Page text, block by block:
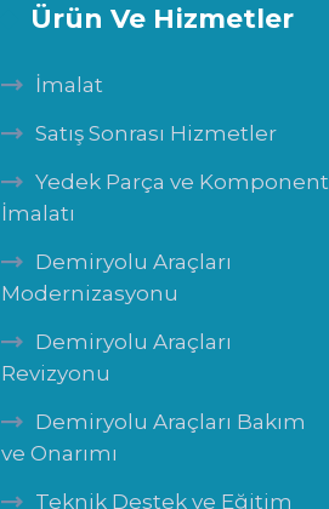
Ürün Ve Hizmetler
İmalat
Satış Sonrası Hizmetler
Yedek Parça ve Komponent
İmalatı
Demiryolu Araçları
Modernizasyonu
Demiryolu Araçları
Revizyonu
Demiryolu Araçları Bakım
ve Onarımı
Teknik Destek ve Eğitim